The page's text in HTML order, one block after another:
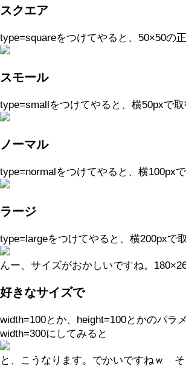
スクエア
type=squareをつけてやると、50×50の
スモール
type=smallをつけてやると、横50pxで
ノーマル
type=normalをつけてやると、横100px
ラージ
type=largeをつけてやると、横200pxで
んー、サイズがおかしいですね。
好きなサイズで
width=100とか、height=100とかのパラ
width=300にしてみると
と、こうなります。でかいですねｗ